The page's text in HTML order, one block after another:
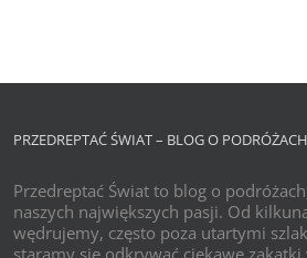
PRZEDREPTAĆ ŚWIAT – BLOG O
Przedreptać Świat to blog o
naszych największych pasji. Od
wędrujemy, często poza utartymi
staramy się odkrywać ciekawe zakątki